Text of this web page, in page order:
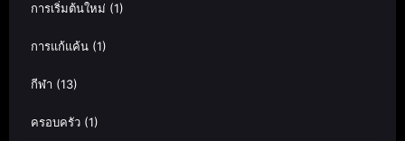
การเริ่มต้นใหม่ (1)
การแก้แค้น (1)
กีฬา (13)
ครอบครัว (1)